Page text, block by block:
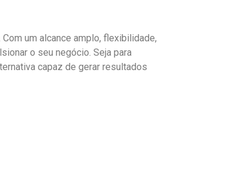
um alcance amplo, flexibilidade,
o seu negócio. Seja para
capaz de gerar resultados